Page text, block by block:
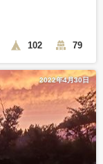
102 79
2022年4月30日